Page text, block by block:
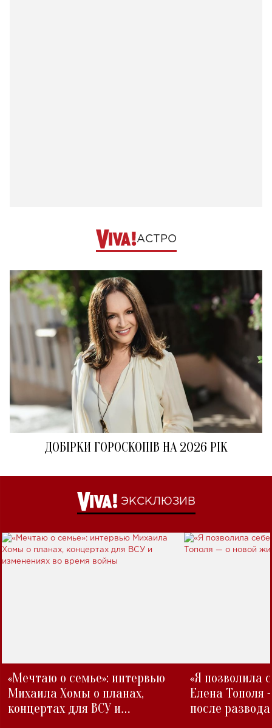
АСТРО
ДОБІРКИ ГОРОСКОПІВ НА 2026 РІК
ЭКСКЛЮЗИВ
«Мечтаю о семье»: интервью
Михаила Хомы о планах,
концертах для ВСУ и
«Я позволила
Елена Тополя
после развода